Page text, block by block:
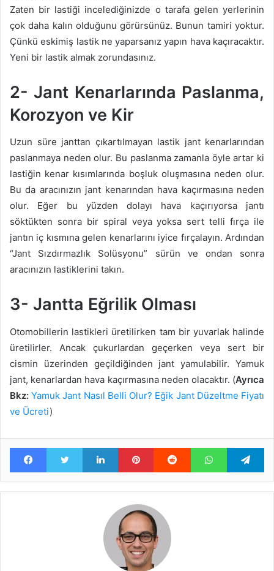
Zaten bir lastiği incelediğinizde o tarafa gelen yerlerinin
çok daha kalın olduğunu görürsünüz. Bunun tamiri yoktur.
Çünkü eskimiş lastik ne yaparsanız yapın hava kaçıracaktır.
Yeni bir lastik almak zorundasınız.
2- Jant Kenarlarında Paslanma,
Korozyon ve Kir
Uzun süre janttan çıkartılmayan lastik jant kenarlarından
paslanmaya neden olur. Bu paslanma zamanla öyle artar ki
lastiğin kenar kısımlarında boşluk oluşmasına neden olur.
Bu da aracınızın jant kenarından hava kaçırmasına neden
olur. Eğer bu yüzden dolayı hava kaçırıyorsa jantı
söktükten sonra bir spiral veya yoksa sert telli fırça ile
jantın iç kısmına gelen kenarlarını iyice fırçalayın. Ardından
“Jant Sızdırmazlık Solüsyonu” sürün ve ondan sonra
aracınızın lastiklerini takın.
3- Jantta Eğrilik Olması
Otomobillerin lastikleri üretilirken tam bir yuvarlak halinde
üretilirler. Ancak çukurlardan geçerken veya sert bir
cismin üzerinden geçildiğinden jant yamulabilir. Yamuk
jant, kenarlardan hava kaçırmasına neden olacaktır. (Ayrıca
Bkz: Yamuk Jant Nasıl Belli Olur? Eğik Jant Düzeltme Fiyatı
ve Ücreti)
FacebookTwitter LinkedIn Pinterest Reddit WhatsApp